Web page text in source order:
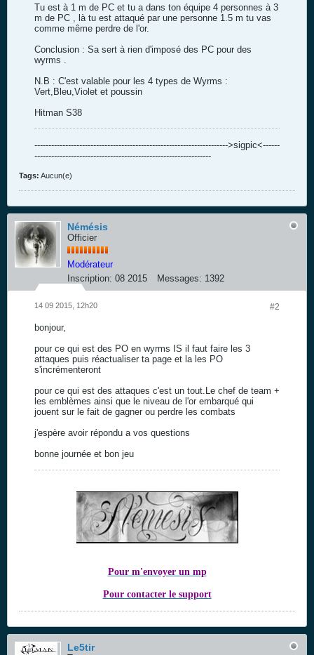
Tu est à 1 m de PC et tu a dans ton équipe 4 personnes à 3
m de PC , là tu est attaqué par une personne 1.5 m tu vas
comme même perdre de l'or.
Conclusion : Sa sert à rien d'imposé des PC pour des
wyrms .
N.B : C'est valable pour les 4 types de Wyrms :
Vert,Bleu,Violet et poussin
Hitman S38
--------------------------------------------------------------------->sigpic<------
---------------------------------------------------------------
Tags: Aucun(e)
Némésis
Officier
Modérateur
Inscription: 08 2015 Messages: 1392
#2
14 09 2015, 12h20
bonjour,
pour ce qui est des PO en wyrms IS il faut faire les 3
attaques puis réactualiser ta page et la les PO
s'incrémenteront
pour ce qui est des attaques c'est un tout.Le chef de team +
les emblèmes ainsi que le niveau de l'or embarqué qui
jouent sur le fait de gagner ou perdre les combats
j'espère avoir répondu a vos questions
bonne journée et bon jeu
Pour m'envoyer un mp
Pour contacter le support
Le5tir